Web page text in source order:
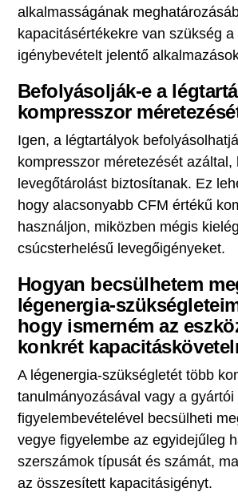
alkalmasságának
kapacitásértékekre van szükség a
igénybevételt jelentő
Befolyásolják-e a
kompresszor
Igen, a légtartályok
kompresszor méretezését azáltal,
levegőtárolást biztosítanak. Ez
hogy alacsonyabb CFM értékű
használjon, miközben mégis
csúcsterhelésű levegőigényeket.
Hogyan becsülhetem
légenergia-
hogy ismerném az
konkrét
A légenergia-szükségletét több
tanulmányozásával vagy a
figyelembevételével becsülheti
vegye figyelembe az egyidejűleg
szerszámok típusát és számát,
az összesített kapacitásigényt.